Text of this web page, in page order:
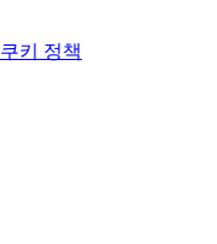
쿠키 정책